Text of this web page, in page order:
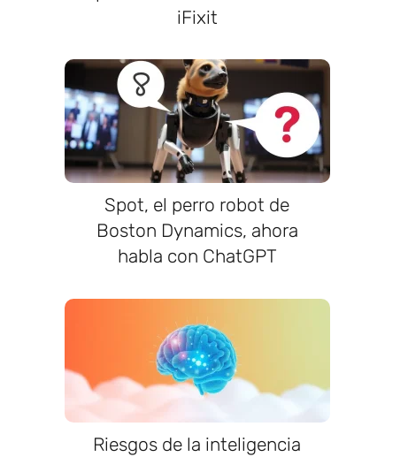
iFixit
Spot, el perro robot de
Boston Dynamics, ahora
habla con ChatGPT
Riesgos de la inteligencia